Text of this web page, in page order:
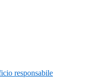
responsabile